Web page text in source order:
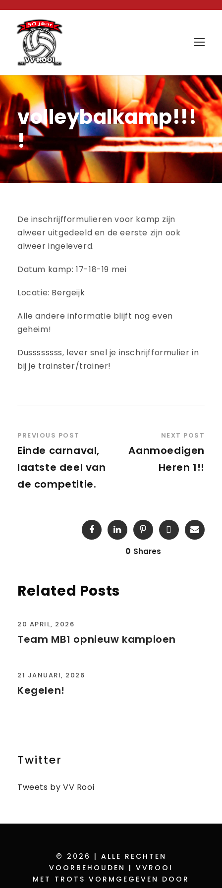
volleybalkamp!!!
!
De inschrijfformulieren voor kamp zijn
alweer uitgedeeld en de eerste zijn ook
alweer ingeleverd.
Datum kamp: 17-18-19 mei
Locatie: Bergeijk
Alle andere informatie blijft nog even
geheim!
Dussssssss, lever snel je inschrijfformulier in
bij je trainster/trainer!
PREVIOUS POST
Einde carnaval,
laatste deel van
de competitie.
NEXT POST
Aanmoedigen
Heren 1!!
0 Shares
Related Posts
20 APRIL, 2026
Team MB1 opnieuw kampioen
21 JANUARI, 2026
Kegelen!
Twitter
Tweets by VV Rooi
© 2026 | ALLE RECHTEN
VOORBEHOUDEN | VVROOI
MET TROTS VORMGEGEVEN DOOR